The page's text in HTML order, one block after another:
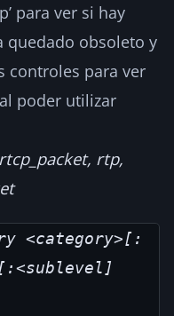
para ver si hay
quedado obsoleto y
controles para ver
poder utilizar
rtp,
<category>[: